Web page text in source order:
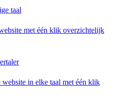
taal
met één klik overzichtelijk
website in elke taal met één klik